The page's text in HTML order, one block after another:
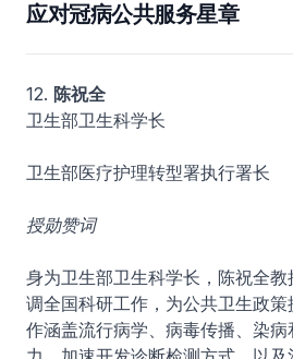
应对冠病公共服务星章
12. 陈祝全
卫生部卫生科学长
卫生部医疗护理转型署执行署长
授勋赞词
身为卫生部卫生科学长，陈祝全
调全国科研工作，为公共卫生政
作涵盖流行病学、病毒传播、染